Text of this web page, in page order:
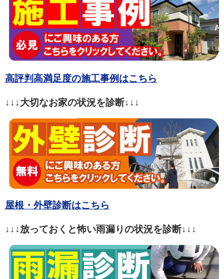
高評判高満足度の施工事例はこちら
↓↓↓大切なお家の状況を診断↓↓↓
屋根・外壁診断はこちら
↓↓↓放っておくと怖い雨漏りの状況を診断↓↓↓